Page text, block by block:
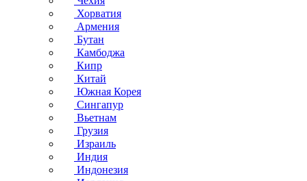
Хорватия
Армения
Бутан
Камбоджа
Кипр
Китай
Южная Корея
Сингапур
Вьетнам
Грузия
Израиль
Индия
Индонезия